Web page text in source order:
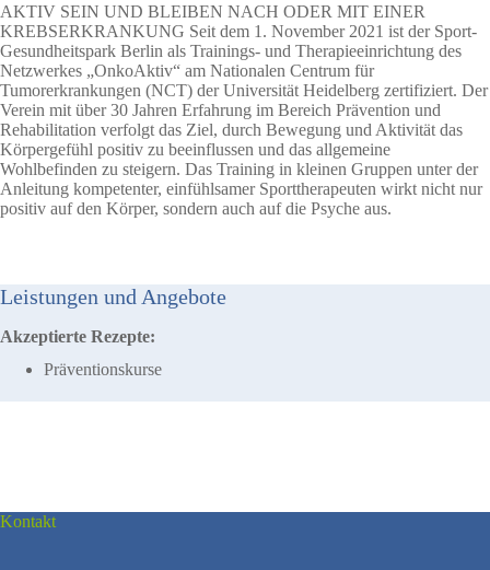
AKTIV SEIN UND BLEIBEN NACH ODER MIT EINER
KREBSERKRANKUNG Seit dem 1. November 2021 ist der Sport-
Gesundheitspark Berlin als Trainings- und Therapieeinrichtung des
Netzwerkes „OnkoAktiv“ am Nationalen Centrum für
Tumorerkrankungen (NCT) der Universität Heidelberg zertifiziert. Der
Verein mit über 30 Jahren Erfahrung im Bereich Prävention und
Rehabilitation verfolgt das Ziel, durch Bewegung und Aktivität das
Körpergefühl positiv zu beeinflussen und das allgemeine
Wohlbefinden zu steigern. Das Training in kleinen Gruppen unter der
Anleitung kompetenter, einfühlsamer Sporttherapeuten wirkt nicht nur
positiv auf den Körper, sondern auch auf die Psyche aus.
Leistungen und Angebote
Akzeptierte Rezepte:
Präventionskurse
Kontakt